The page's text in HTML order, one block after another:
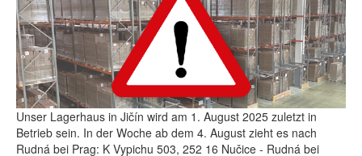
Unser Lagerhaus in Jičín wird am 1. August 2025 zuletzt in
Betrieb sein. In der Woche ab dem 4. August zieht es nach
Rudná bei Prag: K Vypichu 503, 252 16 Nučice - Rudná bei